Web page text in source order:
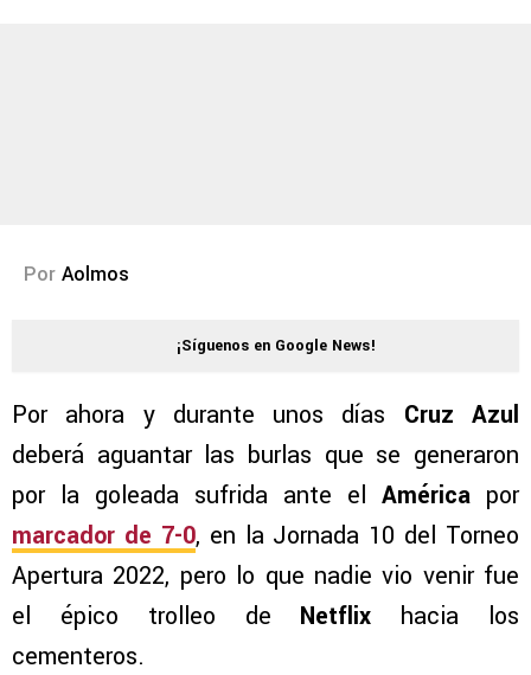
Por Aolmos
¡Síguenos en Google News!
Por ahora y durante unos días Cruz Azul
deberá aguantar las burlas que se generaron
por la goleada sufrida ante el América por
marcador de 7-0, en la Jornada 10 del Torneo
Apertura 2022, pero lo que nadie vio venir fue
el épico trolleo de Netflix hacia los
cementeros.